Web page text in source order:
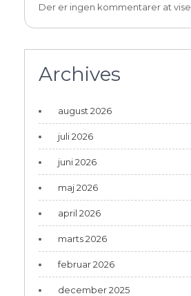
Der er ingen kommentarer at vise.
Archives
august 2026
juli 2026
juni 2026
maj 2026
april 2026
marts 2026
februar 2026
december 2025